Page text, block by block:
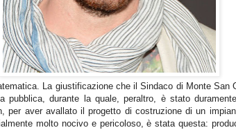
La giustificazione che il Sindaco di Monte San
pubblica, durante la quale, peraltro, è stato
per aver avallato il progetto di costruzione di un
molto nocivo e pericoloso, è stata questa: